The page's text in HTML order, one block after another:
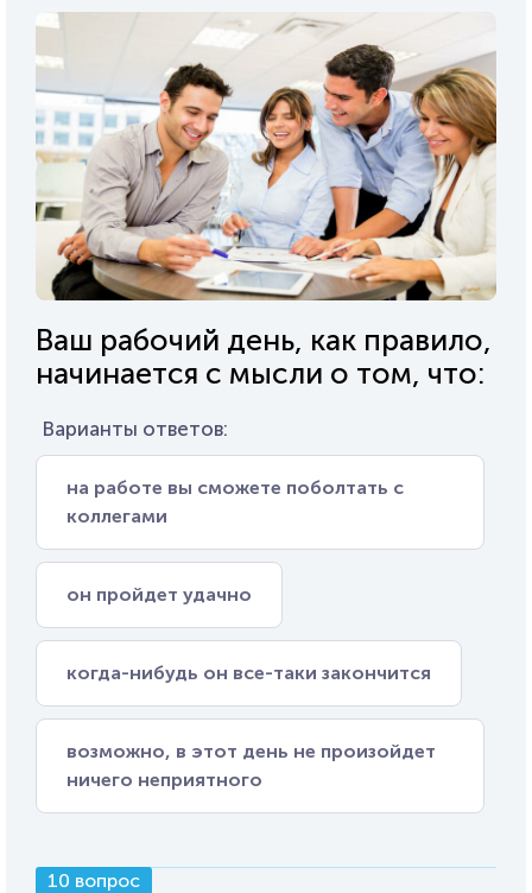
Ваш рабочий день, как правило,
начинается с мысли о том, что:
Варианты ответов:
на работе вы сможете поболтать с
коллегами
он пройдет удачно
когда-нибудь он все-таки закончится
возможно, в этот день не произойдет
ничего неприятного
10 вопрос